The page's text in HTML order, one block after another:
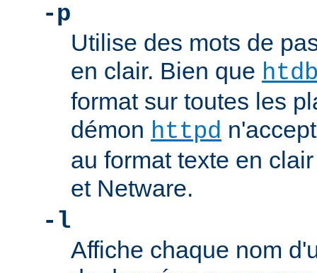
-p
Utilise des mots de
en clair. Bien que
format sur toutes les
démon httpd
au format texte en
et Netware.
-l
Affiche chaque nom